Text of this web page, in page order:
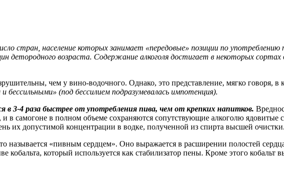
стран, население которых занимает «передовые» позиции по
детородного возраста. Содержание алкоголя достигает в некоторых
чем у вино-водочного. Однако, это представление, мягко говоря, в
бессильными» (под бессилием подразумевалась импотенция).
в 3-4 раза быстрее от употребления пива, чем от крепких напитков.
в самогоне в полном объеме сохраняются сопутствующие алкоголю
их допустимой концентрации в водке, полученной из спирта высшей очистки.
называется «пивным сердцем». Оно выражается в расширении полостей
который используется как стабилизатор пены. Кроме этого кобальт